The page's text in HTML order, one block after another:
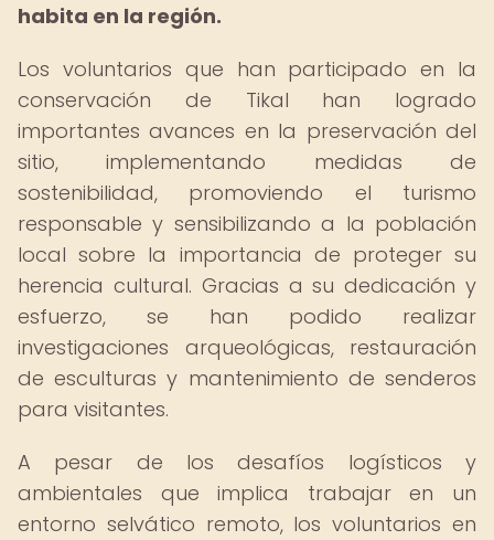
habita en la región.
Los voluntarios que han participado en la
conservación de Tikal han logrado
importantes avances en la preservación del
sitio, implementando medidas de
sostenibilidad, promoviendo el turismo
responsable y sensibilizando a la población
local sobre la importancia de proteger su
herencia cultural. Gracias a su dedicación y
esfuerzo, se han podido realizar
investigaciones arqueológicas, restauración
de esculturas y mantenimiento de senderos
para visitantes.
A pesar de los desafíos logísticos y
ambientales que implica trabajar en un
entorno selvático remoto, los voluntarios en